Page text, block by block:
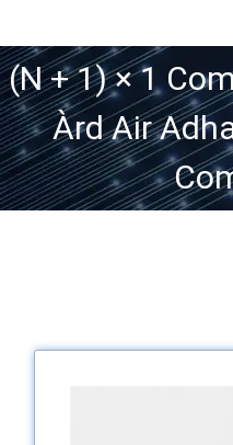
(N + 1) × 1
Àrd Air